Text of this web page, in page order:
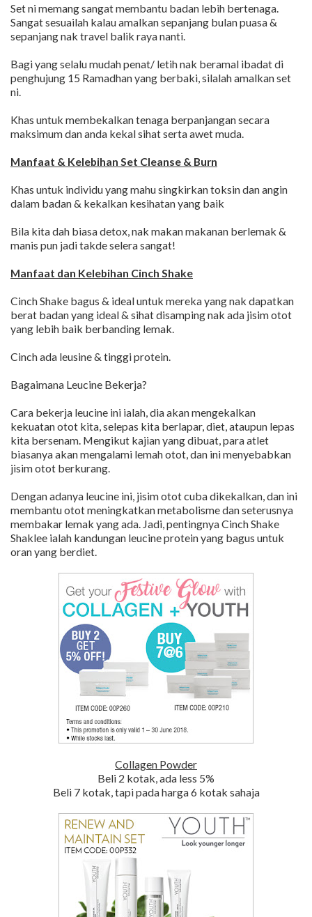
Set ni memang sangat membantu badan lebih bertenaga.
Sangat sesuailah kalau amalkan sepanjang bulan puasa &
sepanjang nak travel balik raya nanti.
Bagi yang selalu mudah penat/ letih nak beramal ibadat di
penghujung 15 Ramadhan yang berbaki, silalah amalkan set
ni.
Khas untuk membekalkan tenaga berpanjangan secara
maksimum dan anda kekal sihat serta awet muda.
Manfaat & Kelebihan Set Cleanse & Burn
Khas untuk individu yang mahu singkirkan toksin dan angin
dalam badan & kekalkan kesihatan yang baik
Bila kita dah biasa detox, nak makan makanan berlemak &
manis pun jadi takde selera sangat!
Manfaat dan Kelebihan Cinch Shake
Cinch Shake bagus & ideal untuk mereka yang nak dapatkan
berat badan yang ideal & sihat disamping nak ada jisim otot
yang lebih baik berbanding lemak.
Cinch ada leusine & tinggi protein.
Bagaimana Leucine Bekerja?
Cara bekerja leucine ini ialah, dia akan mengekalkan
kekuatan otot kita, selepas kita berlapar, diet, ataupun lepas
kita bersenam. Mengikut kajian yang dibuat, para atlet
biasanya akan mengalami lemah otot, dan ini menyebabkan
jisim otot berkurang.
Dengan adanya leucine ini, jisim otot cuba dikekalkan, dan ini
membantu otot meningkatkan metabolisme dan seterusnya
membakar lemak yang ada. Jadi, pentingnya Cinch Shake
Shaklee ialah kandungan leucine protein yang bagus untuk
oran yang berdiet.
Collagen Powder
Beli 2 kotak, ada less 5%
Beli 7 kotak, tapi pada harga 6 kotak sahaja